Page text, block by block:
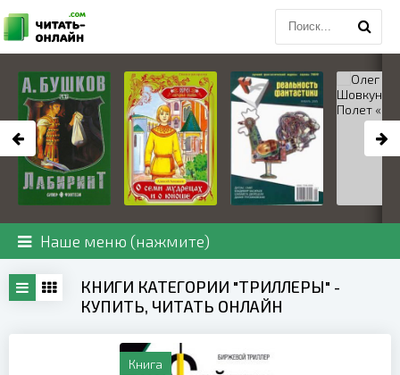
Наше меню (нажмите)
КНИГИ КАТЕГОРИИ "ТРИЛЛЕРЫ" -
КУПИТЬ, ЧИТАТЬ ОНЛАЙН
Книга